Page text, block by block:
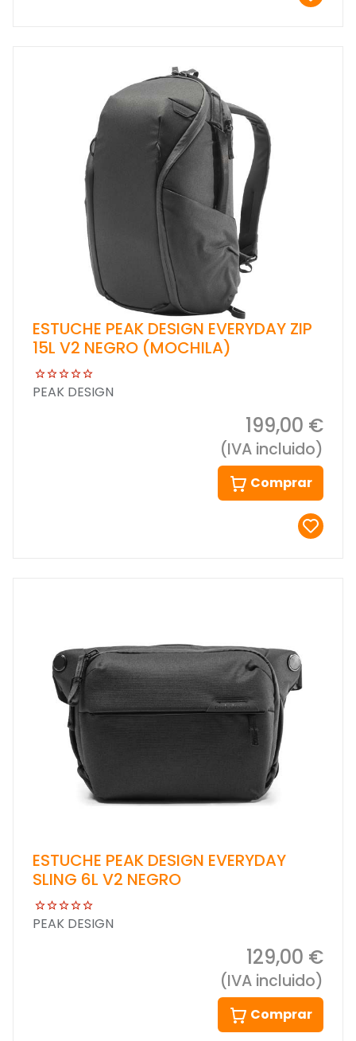
ESTUCHE PEAK DESIGN EVERYDAY ZIP
15L V2 NEGRO (MOCHILA)
PEAK DESIGN
199,00 €
(IVA incluido)
Comprar
ESTUCHE PEAK DESIGN EVERYDAY
SLING 6L V2 NEGRO
PEAK DESIGN
129,00 €
(IVA incluido)
Comprar